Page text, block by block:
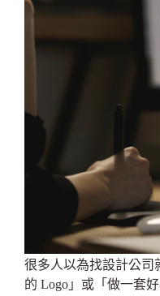
很多人以為找設計公司
的 Logo」或「做一套